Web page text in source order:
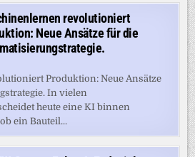
revolutioniert
Neue Ansätze für die
Produktion: Neue Ansätze
In vielen
heute eine KI binnen
ein Bauteil...